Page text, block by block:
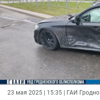
23 мая 2025 | 15:35 | ГАИ Гродно